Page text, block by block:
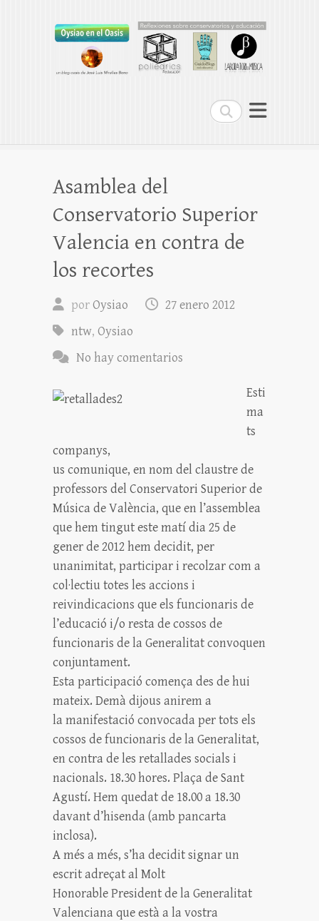
Buscar
Oysiao en el Oasis
Asamblea del
Conservatorio Superior
Valencia en contra de
los recortes
porOysiao
27 enero 2012
ntw, Oysiao
No hay comentarios
Esti
ma
ts
companys,
us comunique, en nom del claustre de
professors del Conservatori Superior de
Música de València, que en l’assemblea
que hem tingut este matí dia 25 de
gener de 2012 hem decidit, per
unanimitat, participar i recolzar com a
col·lectiu totes les accions i
reivindicacions que els funcionaris de
l’educació i/o resta de cossos de
funcionaris de la Generalitat convoquen
conjuntament.
Esta participació comença des de hui
mateix. Demà dijous anirem a
la manifestació convocada per tots els
cossos de funcionaris de la Generalitat,
en contra de les retallades socials i
nacionals. 18.30 hores. Plaça de Sant
Agustí. Hem quedat de 18.00 a 18.30
davant d’hisenda (amb pancarta
inclosa).
A més a més, s’ha decidit signar un
escrit adreçat al Molt
Honorable President de la Generalitat
Valenciana que està a la vostra